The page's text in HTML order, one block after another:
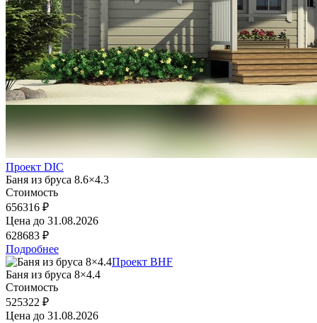
Проект DIC
Баня из бруса 8.6×4.3
Стоимость
656316 ₽
Цена до 31.08.2026
628683 ₽
Подробнее
Проект BHF
Баня из бруса 8×4.4
Стоимость
525322 ₽
Цена до 31.08.2026